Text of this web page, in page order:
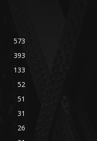
573
393
133
52
51
31
26